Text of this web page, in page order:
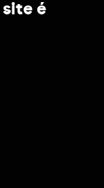
site é